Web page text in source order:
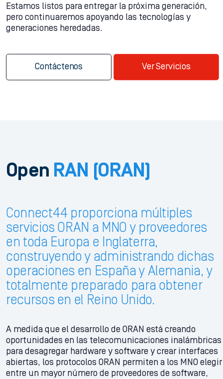
Estamos listos para entregar la próxima generación,
pero continuaremos apoyando las tecnologías y
generaciones heredadas.
Contáctenos Ver Servicios
Open RAN (ORAN)
Connect44 proporciona múltiples
servicios ORAN a MNO y proveedores
en toda Europa e Inglaterra,
construyendo y administrando dichas
operaciones en España y Alemania, y
totalmente preparado para obtener
recursos en el Reino Unido.
A medida que el desarrollo de ORAN está creando
oportunidades en las telecomunicaciones inalámbricas
para desagregar hardware y software y crear interfaces
abiertas, los protocolos ORAN permiten a los MNO elegir
entre un mayor número de proveedores de software,